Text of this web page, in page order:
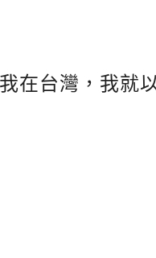
在台灣，我就